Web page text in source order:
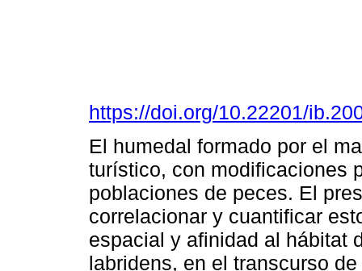
https://doi.org/10.22201/
El humedal formado por el
turístico, con modificaciones
poblaciones de peces. El
correlacionar y cuantificar
espacial y afinidad al hábitat
labridens, en el transcurso